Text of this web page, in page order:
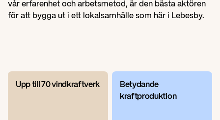
vår erfarenhet och arbetsmetod, är den bästa aktören
för att bygga ut i ett lokalsamhälle som här i Lebesby.
Upp till 70 vindkraftverk
Betydande
kraftproduktion